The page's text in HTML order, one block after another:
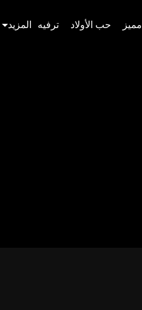
مميز حب الأولاد ترفيه المزيد